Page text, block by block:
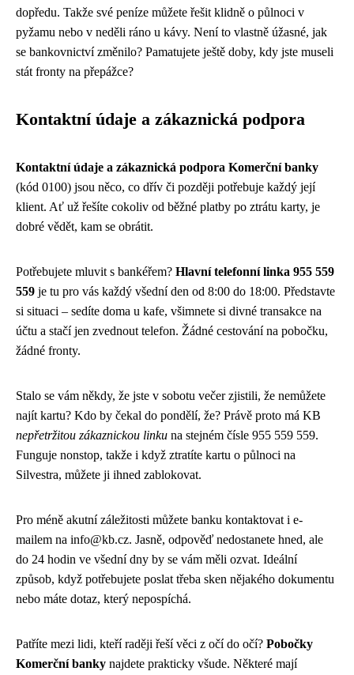
dopředu. Takže své peníze můžete řešit klidně o půlnoci v
pyžamu nebo v neděli ráno u kávy. Není to vlastně úžasné, jak
se bankovnictví změnilo? Pamatujete ještě doby, kdy jste museli
stát fronty na přepážce?
Kontaktní údaje a zákaznická podpora
Kontaktní údaje a zákaznická podpora Komerční banky
(kód 0100) jsou něco, co dřív či později potřebuje každý její
klient. Ať už řešíte cokoliv od běžné platby po ztrátu karty, je
dobré vědět, kam se obrátit.
Potřebujete mluvit s bankéřem? Hlavní telefonní linka 955 559
559 je tu pro vás každý všední den od 8:00 do 18:00. Představte
si situaci – sedíte doma u kafe, všimnete si divné transakce na
účtu a stačí jen zvednout telefon. Žádné cestování na pobočku,
žádné fronty.
Stalo se vám někdy, že jste v sobotu večer zjistili, že nemůžete
najít kartu? Kdo by čekal do pondělí, že? Právě proto má KB
nepřetržitou zákaznickou linku na stejném čísle 955 559 559.
Funguje nonstop, takže i když ztratíte kartu o půlnoci na
Silvestra, můžete ji ihned zablokovat.
Pro méně akutní záležitosti můžete banku kontaktovat i e-
mailem na info@kb.cz. Jasně, odpověď nedostanete hned, ale
do 24 hodin ve všední dny by se vám měli ozvat. Ideální
způsob, když potřebujete poslat třeba sken nějakého dokumentu
nebo máte dotaz, který nepospíchá.
Patříte mezi lidi, kteří raději řeší věci z očí do očí? Pobočky
Komerční banky najdete prakticky všude. Některé mají